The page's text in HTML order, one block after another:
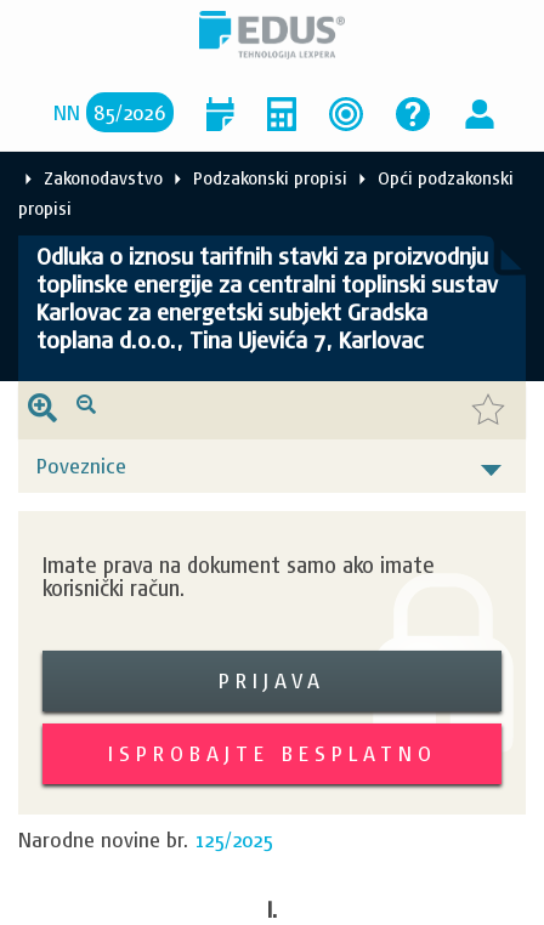
NN 85/2026
Zakonodavstvo Podzakonski propisi
Opći podzakonski
propisi
Odluka o iznosu tarifnih stavki za proizvodnju
toplinske energije za centralni toplinski sustav
Karlovac za energetski subjekt Gradska
toplana d.o.o., Tina Ujevića 7, Karlovac
Poveznice
Imate prava na dokument samo ako imate
korisnički račun.
PRIJAVA
ISPROBAJTE BESPLATNO
Narodne novine br. 125/2025
I.